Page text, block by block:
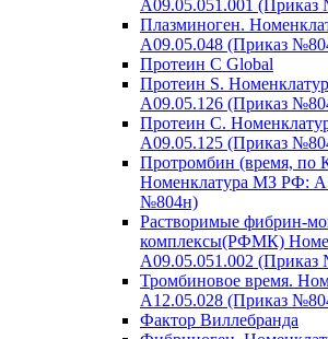
A09.05.051.001
Плазминоген.
A09.05.048 (Приказ
Протеин C Global
Протеин S.
A09.05.126 (Приказ
Протеин С.
A09.05.125 (Приказ
Протромбин (время,
Номенклатура МЗ РФ:
№804н)
Растворимые фибрин-
комплексы(РФМК)
A09.05.051.002
Тромбиновое время.
A12.05.028 (Приказ
Фактор Виллебранда